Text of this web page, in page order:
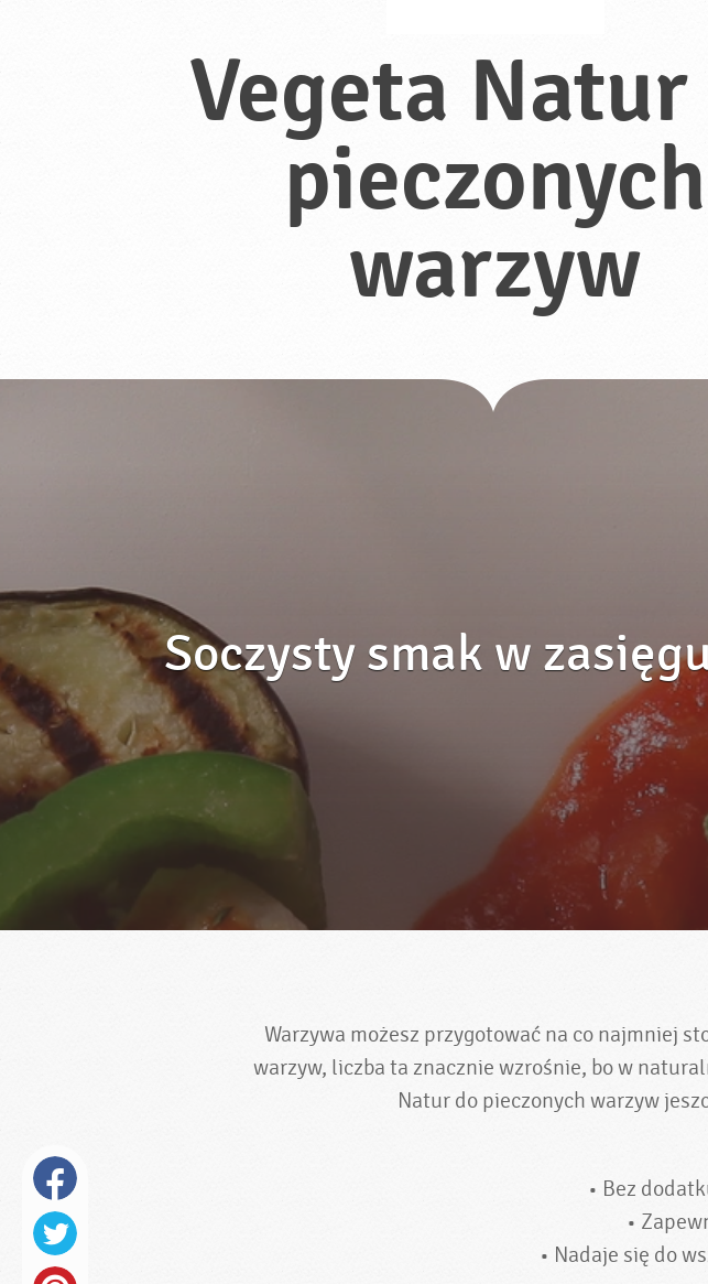
Vegeta Natur
pieczonych
warzyw
Soczysty smak w
Warzywa możesz przygotować na co najmniej
warzyw, liczba ta znacznie wzrośnie, bo w
Natur do pieczonych warzyw
• Bez
•
• Nadaje się do